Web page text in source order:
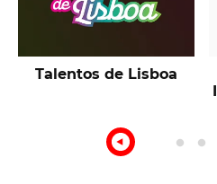
Talentos de Lisboa